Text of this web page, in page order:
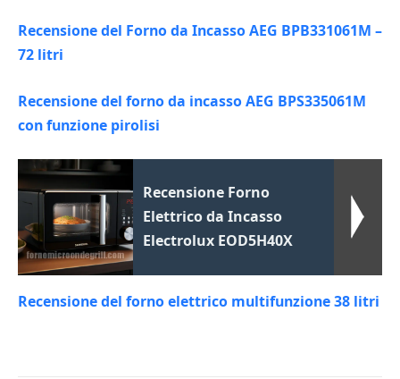
Recensione del Forno da Incasso AEG BPB331061M –
72 litri
Recensione del forno da incasso AEG BPS335061M
con funzione pirolisi
Recensione Forno
Elettrico da Incasso
Electrolux EOD5H40X
Recensione del forno elettrico multifunzione 38 litri